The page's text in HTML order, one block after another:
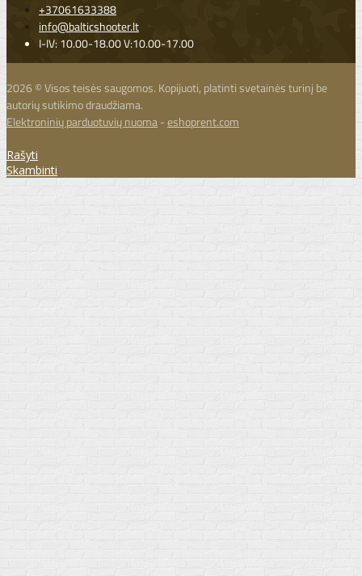
+37061633388
info@balticshooter.lt
I-IV: 10.00-18.00 V:10.00-17.00
2026 © Visos teisės saugomos. Kopijuoti, platinti svetainės turinį be
autorių sutikimo draudžiama.
Elektroninių parduotuvių nuoma-eshoprent.com
Rašyti
Skambinti